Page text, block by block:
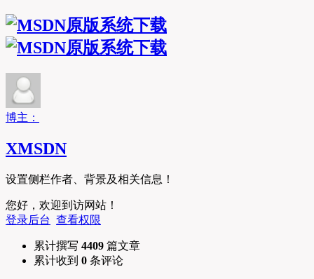
MSDN原版系统下
博主：
XMSDN
设置侧栏作者、背景及相关信息！
您好，欢迎到访网站！
登录后台 查看权限
累计撰写 4409 篇文章
累计收到 0 条评论